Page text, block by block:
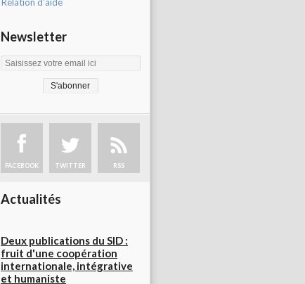
Newsletter
FACEBOOK TWITTER RSS
Actualités
Deux publications du SID :
fruit d'une coopération
internationale, intégrative
et humaniste